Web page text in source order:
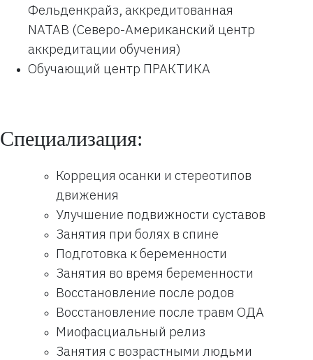
Фельденкрайз, аккредитованная
NATAB (Северо-Американский центр
аккредитации обучения)
Обучающий центр ПРАКТИКА
Специализация:
Корреция осанки и стереотипов
движения
Улучшение подвижности суставов
Занятия при болях в спине
Подготовка к беременности
Занятия во время беременности
Восстановление после родов
Восстановление после травм ОДА
Миофасциальный релиз
Занятия с возрастными людьми